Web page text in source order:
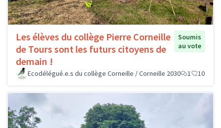
Les élèves du collège Pierre Corneille
de Tours sont les futurs citoyens de
demain !
Soumis
au vote
Ecodélégué.e.s du collège Corneille / Corneille 2030 1 10